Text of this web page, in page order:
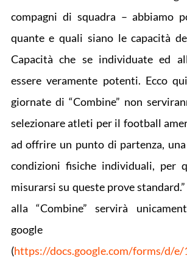
compagni di squadra – abbiamo
quante e quali siano le capacità
Capacità che se individuate ed
essere veramente potenti. Ecco
giornate di “Combine” non
selezionare atleti per il football
ad offrire un punto di partenza,
condizioni fisiche individuali, per
misurarsi su queste prove
alla “Combine” servirà
google
(https://docs.google.com/forms/d/e/